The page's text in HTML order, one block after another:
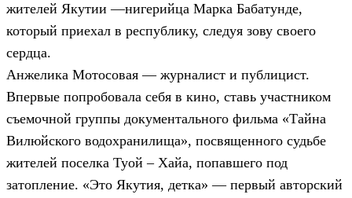
жителей Якутии —нигерийца Марка Бабатунде,
который приехал в республику, следуя зову своего
сердца.
Анжелика Мотосовая — журналист и публицист.
Впервые попробовала себя в кино, ставь участником
съемочной группы документального фильма «Тайна
Вилюйского водохранилища», посвященного судьбе
жителей поселка Туой – Хайа, попавшего под
затопление. «Это Якутия, детка» — первый авторский